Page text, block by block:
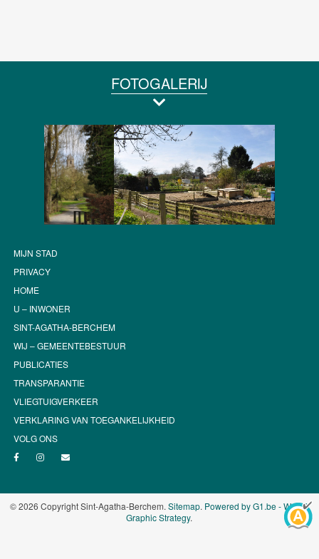
FOTOGALERIJ
MIJN STAD
PRIVACY
HOME
U – INWONER
SINT-AGATHA-BERCHEM
WIJ – GEMEENTEBESTUUR
PUBLICATIES
TRANSPARANTIE
VLIEGTUIGVERKEER
VERKLARING VAN TOEGANKELIJKHEID
VOLG ONS
© 2026 Copyright Sint-Agatha-Berchem. Sitemap. Powered by G1.be - Web &
Graphic Strategy.